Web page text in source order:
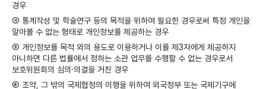
경우
④ 통계작성 및 학술연구 등의 목적을 위하여 필요한 경우로써 특정 개인을
알아볼 수 없는 형태로 개인정보를 제공하는 경우
⑤ 개인정보를 목적 외의 용도로 이용하거나 이를 제3자에게 제공하지
아니하면 다른 법률에서 정하는 소관 업무를 수행할 수 없는 경우로서
보호위원회의 심의·의결을 거친 경우
⑥ 조약, 그 밖의 국제협정의 이행을 위하여 외국정부 또는 국제기구에